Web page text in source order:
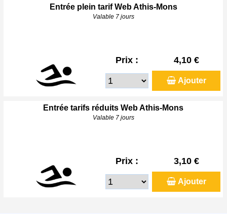
Entrée plein tarif Web Athis-Mons
Valable 7 jours
Prix : 4,10 €
Ajouter
Entrée tarifs réduits Web Athis-Mons
Valable 7 jours
Prix : 3,10 €
Ajouter